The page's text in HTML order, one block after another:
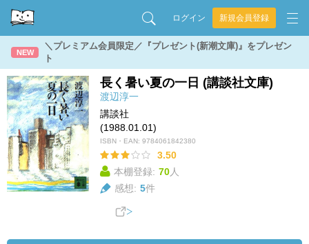
ログイン 新規会員登録
NEW
＼プレミアム会員限定／『プレゼント(新潮文庫)』をプレゼン
ト
長く暑い夏の一日 (講談社文庫)
渡辺淳一
講談社
(1988.01.01)
ISBN・EAN: 9784061842380
3.50
本棚登録: 70人
感想: 5件